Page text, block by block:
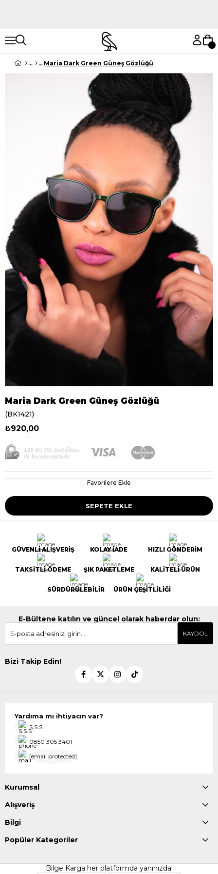
Maria Dark Green Güneş Gözlüğü
Maria Dark Green Güneş Gözlüğü
(BK1421)
₺920,00
Favorilere Ekle
GÜVENLİ ALIŞVERİŞ KOLAY İADE HIZLI GÖNDERİM
TAKSİTLİ ÖDEME ŞIK PAKETLEME KALİTELİ ÜRÜN
SÜRDÜRÜLEBİLİR ÜRÜN ÇEŞİTLİLİĞİ
E-Bültene katılın ve güncel olarak haberdar olun:
KAYDOL
Bizi Takip Edin!
Yardıma mı ihtiyacın var?
S.S.S.
0850 305 3401
[email protected]
Kurumsal
Alışveriş
Bilgi
Popüler Kategoriler
Bilge Karga her platformda yanınızda!